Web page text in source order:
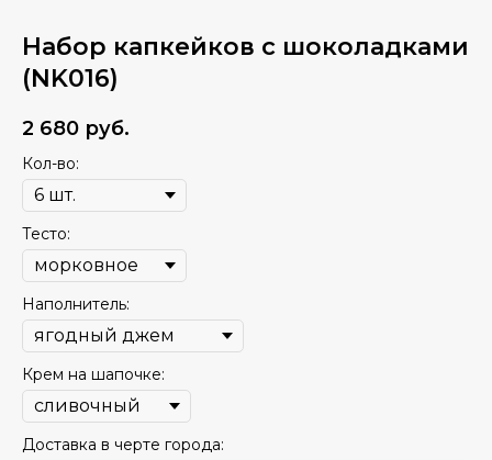
Набор капкейков с шоколадками
(NK016)
2 680 руб.
Кол-во:
Тесто:
Наполнитель:
Крем на шапочке:
Доставка в черте города: